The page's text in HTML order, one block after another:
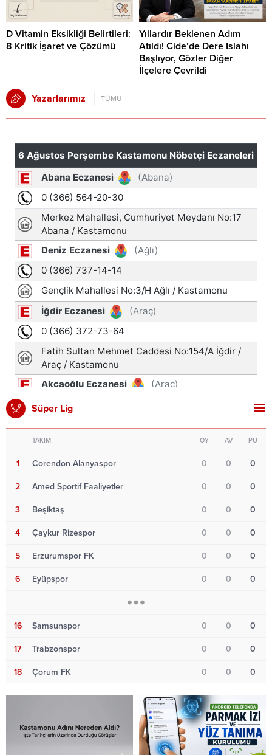
D Vitamin Eksikliği Belirtileri:
8 Kritik İşaret ve Çözümü
Yıllardır Beklenen Adım
Atıldı! Cide’de Dere Islahı
Başlıyor, Gözler Diğer
İlçelere Çevrildi
Yazarlarımız TÜMÜ
Süper Lig
TAKIM OY AV PU
1 Corendon Alanyaspor 0 0 0
2 Amed Sportif Faaliyetler 0 0 0
3 Beşiktaş 0 0 0
4 Çaykur Rizespor 0 0 0
5 Erzurumspor FK 0 0 0
6 Eyüpspor 0 0 0
16 Samsunspor 0 0 0
17 Trabzonspor 0 0 0
18 Çorum FK 0 0 0